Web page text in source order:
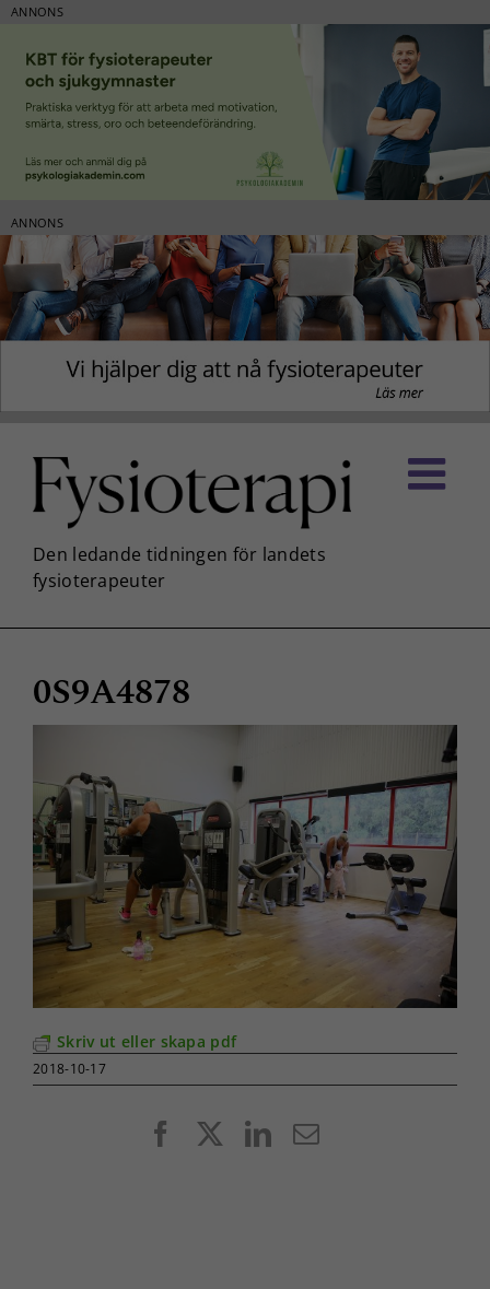
ANNONS
ANNONS
innehållet
0S9A4878
Skriv ut eller skapa pdf
2018-10-17
FacebookLinkedIn
E-